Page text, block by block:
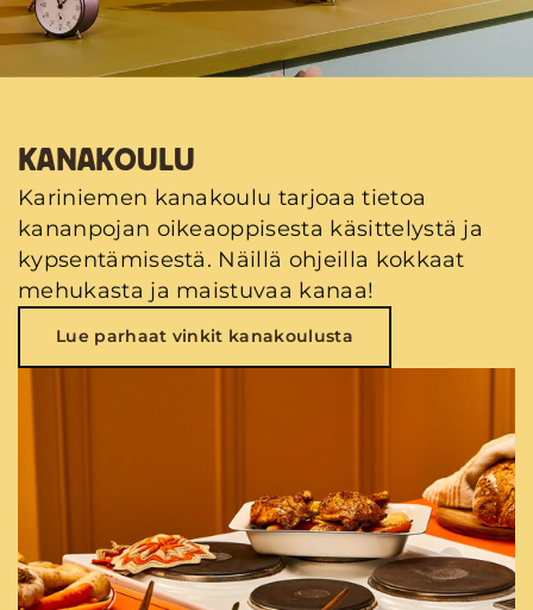
KANAKOULU
Kariniemen kanakoulu tarjoaa tietoa
kananpojan oikeaoppisesta käsittelystä ja
kypsentämisestä. Näillä ohjeilla kokkaat
mehukasta ja maistuvaa kanaa!
Lue parhaat vinkit kanakoulusta